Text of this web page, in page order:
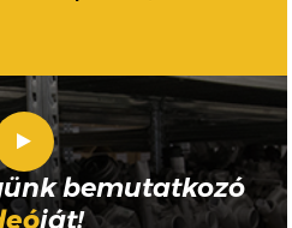
bemutatkozó
ját!